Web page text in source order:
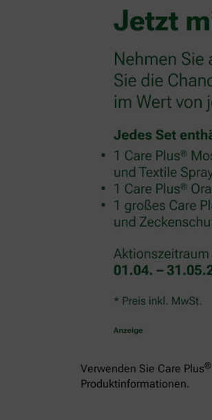
Verwenden Sie Care Plus®
Produktinformationen.